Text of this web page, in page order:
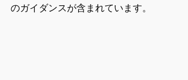
のガイダンスが含まれています。